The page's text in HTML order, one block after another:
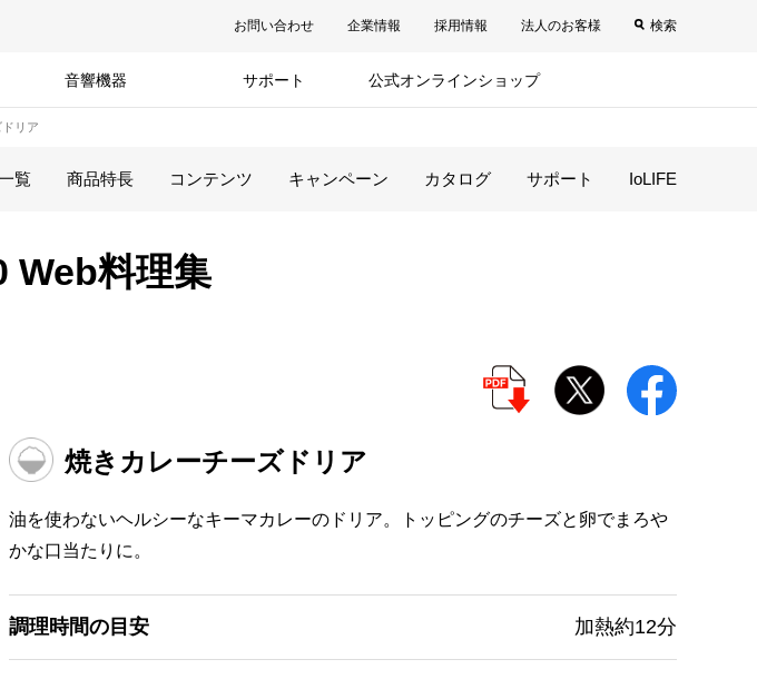
お問い合わせ 企業情報 採用情報 法人のお客様 検索
音響機器 サポート 公式オンラインショップ
リア
覧 商品特長 コンテンツ キャンペーン カタログ サポート IoLIFE
Web料理集
焼きカレーチーズドリア
油を使わないヘルシーなキーマカレーのドリア。トッピングのチーズと卵でまろや
かな口当たりに。
調理時間の目安 加熱約12分